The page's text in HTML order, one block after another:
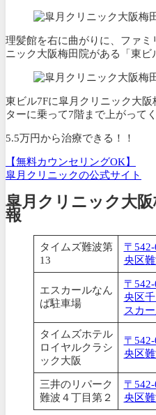
理髪館を右に曲がりに、ファミ
ニック大阪梅田院がある「東ビ
東ビル7Fに皐月クリニック大
ターに乗って7階まで上がってく
5.5万円から治療できる！！
【無料カウンセリングOK】
皐月クリニックの公式サイト
皐月クリニック大
報
タイムズ難波第
13
〒
央区
エスカールなん
ば駐車場
〒
央区
スカ
タイムズホテル
ロイヤルクラシ
ック大阪
〒
央区
三井のリパーク
難波４丁目第２
〒
央区